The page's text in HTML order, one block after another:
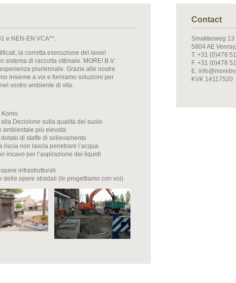
e NEN-EN VCA**.
la corretta esecuzione dei lavori
sistema di raccolta ottimale. MORE! B.V.
pluriennale. Grazie alle nostre
insieme a voi e forniamo soluzioni per
vostro ambiente di vita.
Komo
alla Decisione sulla qualità del suolo
ambientale più elevata
di staffe di sollevamento
liscia non lascia penetrare l’acqua
incavo per l’aspirazione dei liquidi
infrastrutturali
delle opere stradali (le progettiamo con voi)
Contact
Smakterweg 13
5804 AE
T. +31 (0)478
F. +31 (0)478
E.
KVK 14117520